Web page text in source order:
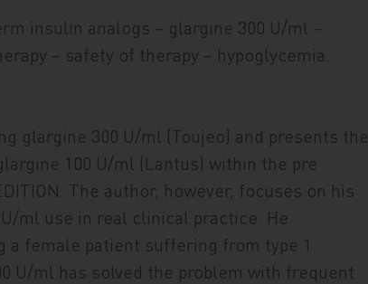
insulin analogs – glargine 300 U/ml –
– safety of therapy – hypoglycemia.
glargine 300 U/ml (Toujeo) and presents the
100 U/ml (Lantus) within the pre
The author, however, focuses on his
ml use in real clinical practice. He
a female patient suffering from type 1
U/ml has solved the problem with frequent